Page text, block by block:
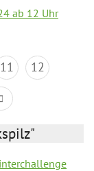
ab 12 Uhr
11
12